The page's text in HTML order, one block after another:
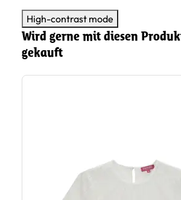
High-contrast mode
Wird gerne mit diesen
gekauft